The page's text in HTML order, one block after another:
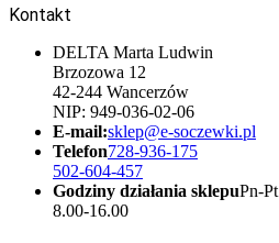
Kontakt
DELTA Marta Ludwin
Brzozowa 12
42-244 Wancerzów
NIP: 949-036-02-06
E-mail:sklep@e-soczewki.pl
Telefon728-936-175
502-604-457
Godziny działania sklepuPn-Pt
8.00-16.00